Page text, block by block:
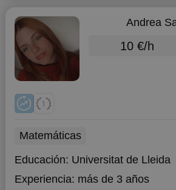
Andrea
10 €/h
Matemáticas
Educación: Universitat de Lleida
Experiencia: más de 3 años